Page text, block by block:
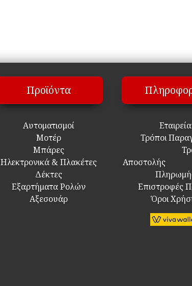
Προϊόντα
Αυτοματισμοί
Μοτέρ
Μπάρες
Ηλεκτρονικά & Πλακέτες
Δέκτες
Εξαρτήματα Ρολών
Αξεσουάρ
Εταιρεία
Τρόποι
Αποστολής
Επιστροφές
Όροι